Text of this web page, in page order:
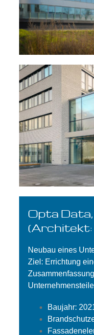
Opta
(Architekt:
Neubau eines
Ziel: Errichtung
Baujahr: